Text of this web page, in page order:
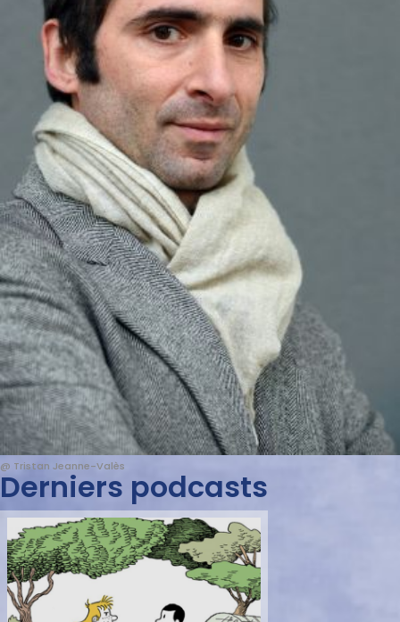
@ Tristan Jeanne-Valès
Derniers podcasts